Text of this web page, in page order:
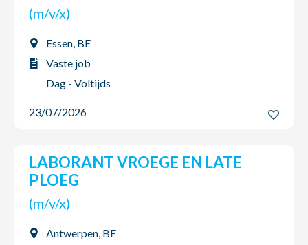
(m/v/x)
Essen, BE
Vaste job
Dag - Voltijds
23/07/2026
LABORANT VROEGE EN LATE
PLOEG
(m/v/x)
Antwerpen, BE